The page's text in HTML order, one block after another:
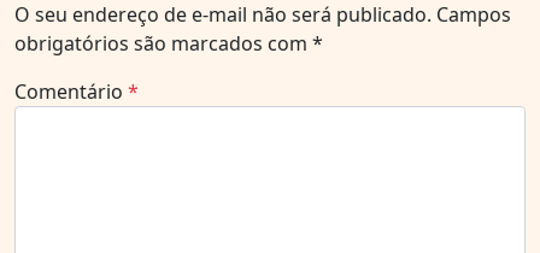
O seu endereço de e-mail não será publicado. Campos
obrigatórios são marcados com *
Comentário *